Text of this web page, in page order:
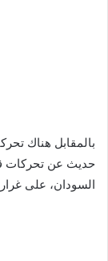
بالمقابل هناك
حديث عن تحركات
السودان، على